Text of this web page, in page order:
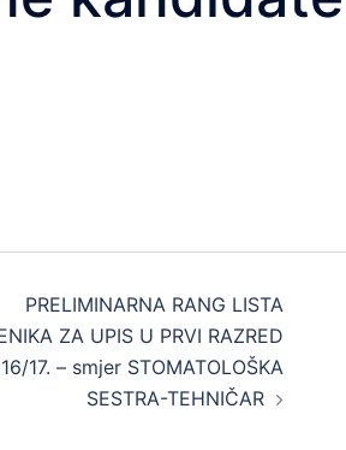
PRELIMINARNA RANG LISTA
ZA UPIS U PRVI RAZRED
17. – smjer STOMATOLOŠKA
SESTRA-TEHNIČAR